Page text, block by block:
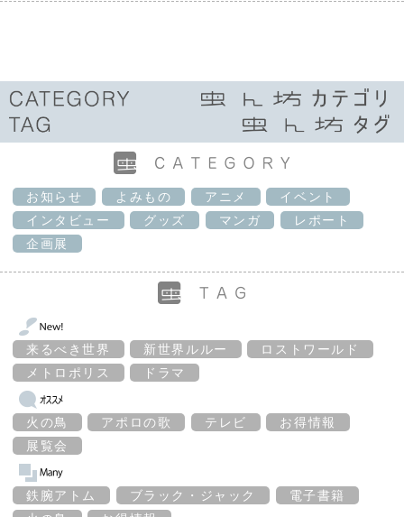
お知らせ よみもの アニメ
イベント
インタビュー
グッズ マンガ
レポート
企画展
来るべき世界 新世界ルルー
ロストワールド
メトロポリス
ドラマ
火の鳥 アポロの歌 テレビ
お得情報
展覧会
鉄腕アトム ブラック・ジャック
電子書籍